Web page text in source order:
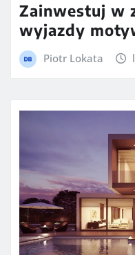
Zainwestuj w
wyjazdy
Piotr Lokata